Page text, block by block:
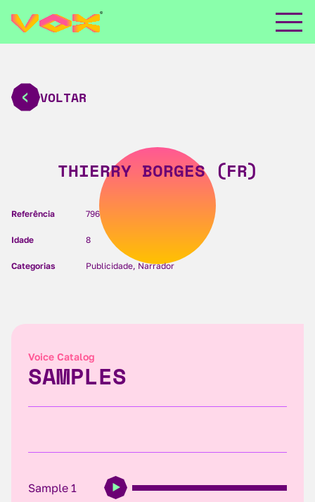
VOLTAR
THIERRY BORGES (FR)
Referência 796
Idade 8
Categorias Publicidade, Narrador
Voice Catalog
SAMPLES
Sample 1